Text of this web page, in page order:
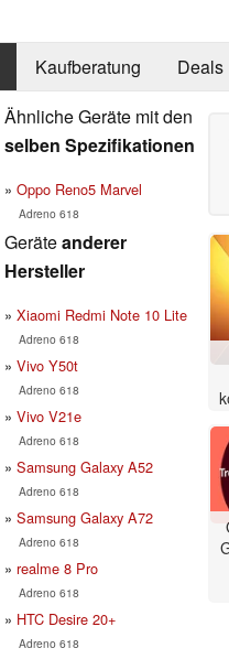
Kaufberatung Deals
Ähnliche Geräte mit den
selben Spezifikationen
Oppo Reno5 Marvel
Adreno 618
Geräteanderer
Hersteller
Xiaomi Redmi Note 10 Lite
Adreno 618
Vivo Y50t
Adreno 618
Vivo V21e
Adreno 618
Samsung Galaxy A52
Adreno 618
Samsung Galaxy A72
Adreno 618
realme 8 Pro
Adreno 618
HTC Desire 20+
Adreno 618